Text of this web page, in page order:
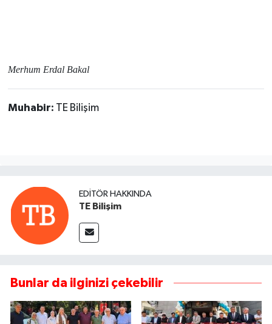
Merhum Erdal Bakal
Muhabir: TE Bilişim
EDITÖR HAKKINDA
TE Bilişim
Bunlar da ilginizi çekebilir